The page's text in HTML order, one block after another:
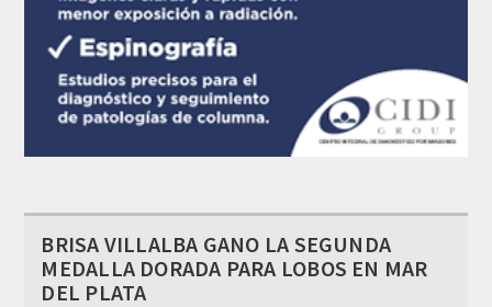
BRISA VILLALBA GANO LA SEGUNDA
MEDALLA DORADA PARA LOBOS EN MAR
DEL PLATA